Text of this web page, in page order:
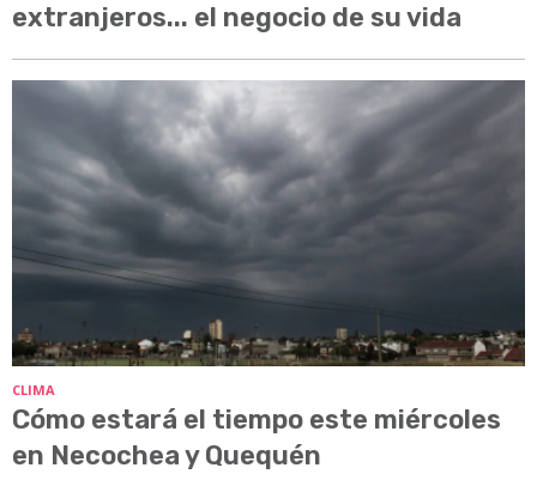
extranjeros... el negocio de su vida
CLIMA
Cómo estará el tiempo este miércoles
en Necochea y Quequén